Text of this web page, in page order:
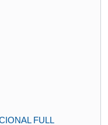
FULL